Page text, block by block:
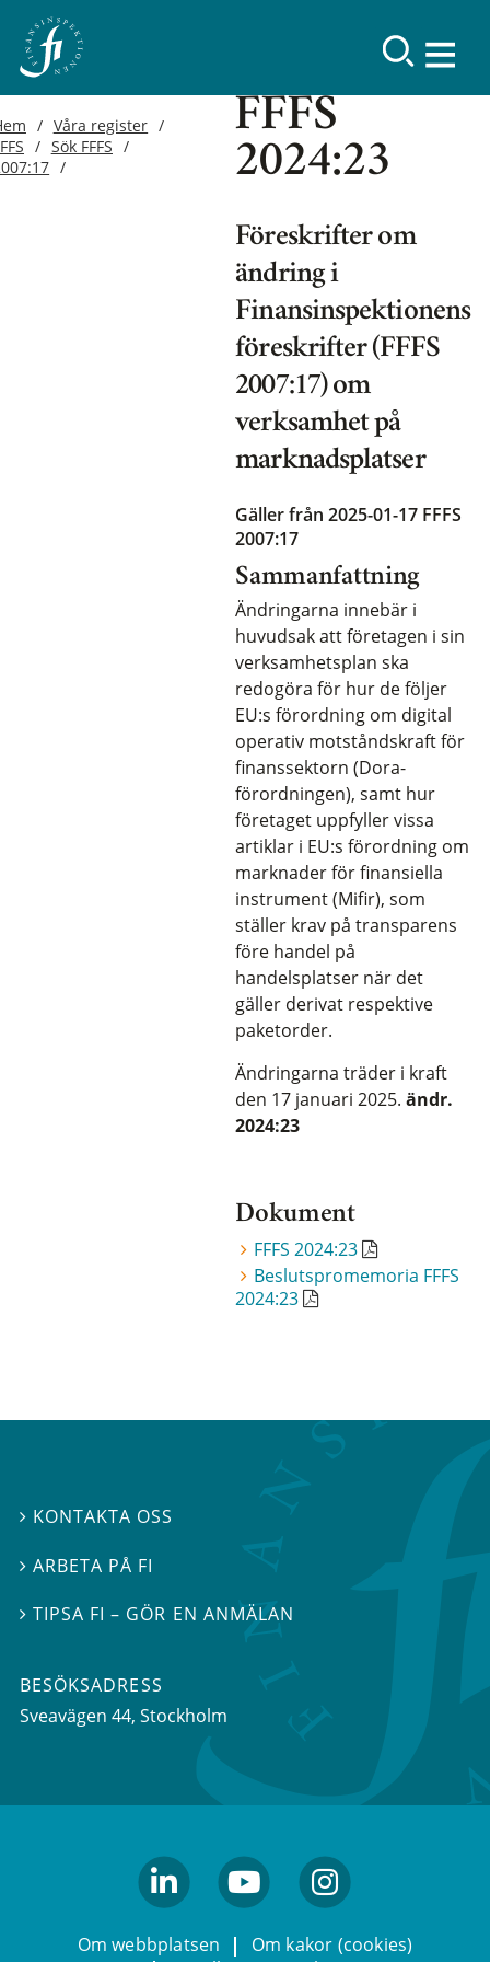
Våra register
Sök FFFS
FFFS
2024:23
Föreskrifter om
ändring i
Finansinspektionens
föreskrifter (FFFS
2007:17) om
verksamhet på
marknadsplatser
Gäller från 2025-01-17 FFFS
2007:17
Sammanfattning
Ändringarna innebär i
huvudsak att företagen i sin
verksamhetsplan ska
redogöra för hur de följer
EU:s förordning om digital
operativ motståndskraft för
finanssektorn (Dora-
förordningen), samt hur
företaget uppfyller vissa
artiklar i EU:s förordning om
marknader för finansiella
instrument (Mifir), som
ställer krav på transparens
före handel på
handelsplatser när det
gäller derivat respektive
paketorder.
Ändringarna träder i kraft
den 17 januari 2025.ändr.
2024:23
Dokument
FFFS 2024:23
Beslutspromemoria FFFS
2024:23
 KONTAKTA OSS
 ARBETA PÅ FI
TIPSA FI – GÖR EN ANMÄLAN
BESÖKSADRESS
Sveavägen 44, Stockholm
Om webbplatsen
Om kakor (cookies)